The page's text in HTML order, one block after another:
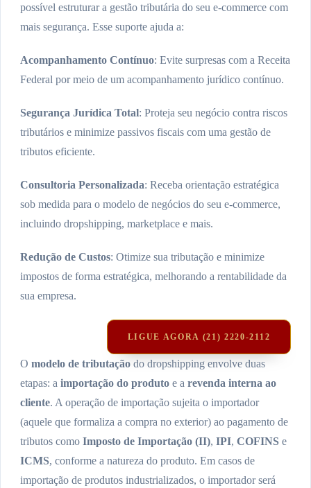
possível estruturar a gestão tributária do seu e-commerce com
mais segurança. Esse suporte ajuda a:
Acompanhamento Contínuo: Evite surpresas com a Receita
Federal por meio de um acompanhamento jurídico contínuo.
Segurança Jurídica Total: Proteja seu negócio contra riscos
tributários e minimize passivos fiscais com uma gestão de
tributos eficiente.
Consultoria Personalizada: Receba orientação estratégica
sob medida para o modelo de negócios do seu e-commerce,
incluindo dropshipping, marketplace e mais.
Redução de Custos: Otimize sua tributação e minimize
impostos de forma estratégica, melhorando a rentabilidade da
sua empresa.
LIGUE AGORA (21) 2220-2112
O modelo de tributação do dropshipping envolve duas
etapas: a importação do produto e a revenda interna ao
cliente. A operação de importação sujeita o importador
(aquele que formaliza a compra no exterior) ao pagamento de
tributos como Imposto de Importação (II), IPI, COFINS e
ICMS, conforme a natureza do produto. Em casos de
importação de produtos industrializados, o importador será